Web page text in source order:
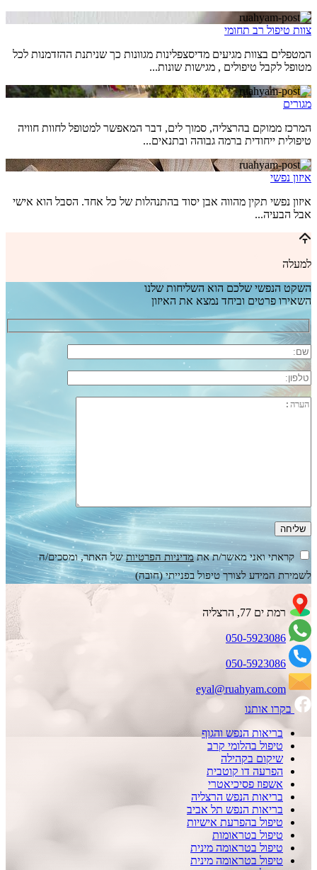
צוות טיפול רב תחומי
המטפלים בצוות מגיעים מדיסצפלינות מגוונות כך שניתנת ההזדמנות לכל
מטופל לקבל טיפולים , מגישות שונות...
מגורים
המרכז ממוקם בהרצליה, סמוך לים, דבר המאפשר למטופל לחוות חוויה
טיפולית ייחודית ברמה גבוהה ובתנאים...
איזון נפשי
איזון נפשי תקין מהווה אבן יסוד בהתנהלות של כל אחד. הסבל הוא אישי
אבל הבעיה...
למעלה
השקט הנפשי שלכם הוא השליחות שלנו
השאירו פרטים וביחד נמצא את האיזון
קראתי ואני מאשר/ת אתמדיניות הפרטיותשל האתר, ומסכים/ה
לשמירת המידע לצורך טיפול בפנייתי (חובה)
רמת ים 77, הרצליה
050-5923086
050-5923086
eyal@ruahyam.com
בקרו אותנו
בריאות הנפש והגוף
טיפול בהלומי קרב
שיקום בקהילה
הפרעה דו קוטבית
אשפוז פסיכיאטרי
בריאות הנפש הרצליה
בריאות הנפש תל אביב
טיפול בהפרעת אישיות
טיפול בטראומות
טיפול בטראומה מינית
טיפול בטראומה מינית